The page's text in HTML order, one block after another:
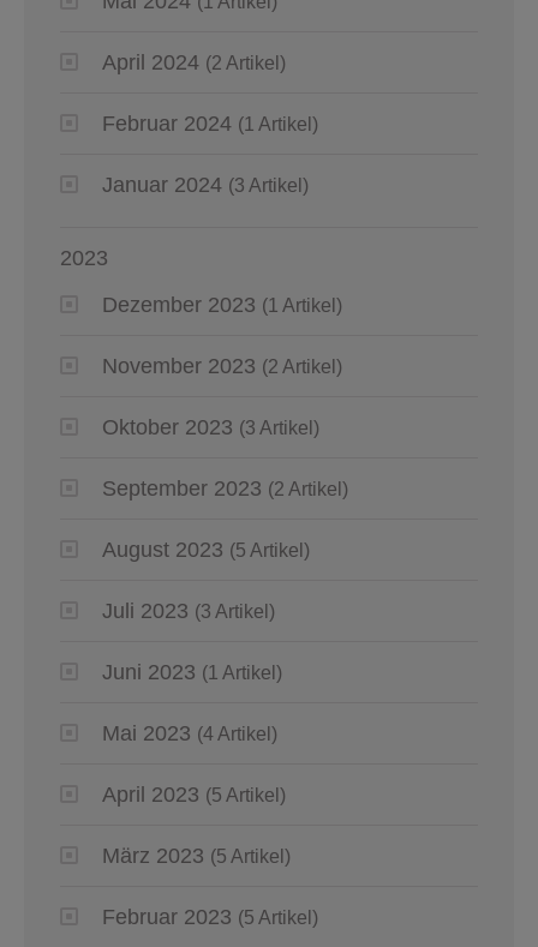
April 2024 (2 Artikel)
Februar 2024 (1 Artikel)
Januar 2024 (3 Artikel)
2023
Dezember 2023 (1 Artikel)
November 2023 (2 Artikel)
Oktober 2023 (3 Artikel)
September 2023 (2 Artikel)
August 2023 (5 Artikel)
Juli 2023 (3 Artikel)
Juni 2023 (1 Artikel)
Mai 2023 (4 Artikel)
April 2023 (5 Artikel)
März 2023 (5 Artikel)
Februar 2023 (5 Artikel)